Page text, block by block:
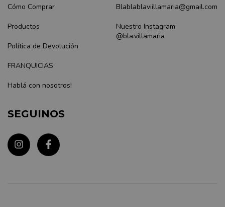
Cómo Comprar
Productos
Política de Devolución
FRANQUICIAS
Hablá con nosotros!
Blablablaviillamaria@gmail.com
Nuestro Instagram
@bla.villamaria
SEGUINOS